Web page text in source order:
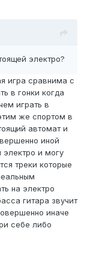
электро?
игра сравнима с
в гонки когда
играть в
же спортом в
автомат и
иной
электро и могу
треки которые
на электро
гитара звучит
иначе
себе либо